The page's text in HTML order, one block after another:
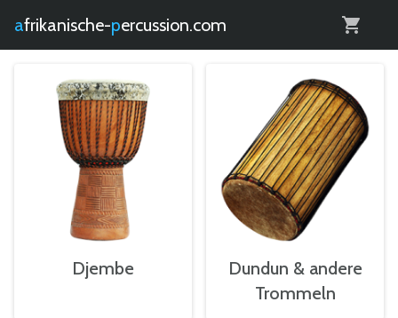
afrikanische- percussion.com
Djembe
Dundun & andere
Trommeln